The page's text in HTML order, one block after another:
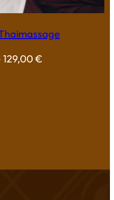
129,00€